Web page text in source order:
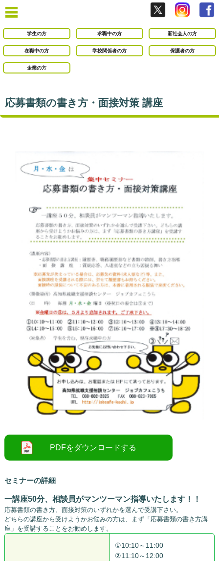
学生の方 求職中の方 新社会人の方
在職中の方 学校関係者の方 保護者の方
企業の方
応募書類の書き方・面接対策 講座
セミナーの詳細
一講座50分、相談員がマンツーマン指導いたします！！
応募書類の書き方、面接対策のいずれかを選んで受講下さい。
どちらの講座から受けようかお悩みの方は、まず「応募書類の書き方講
座」を受講することをお勧めします。
①10:10～11:00
②11:10～12:00